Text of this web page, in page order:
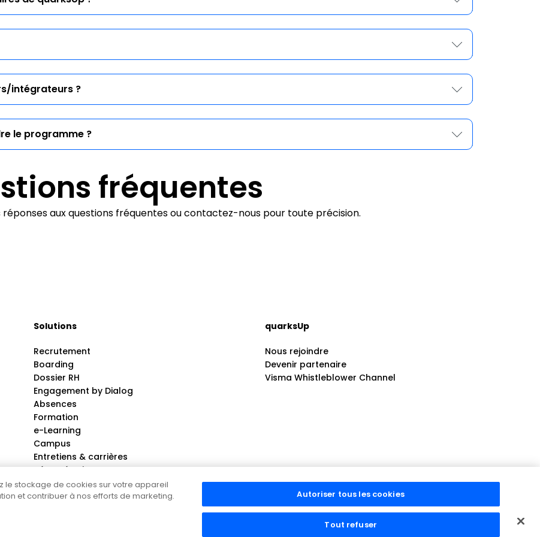
revendeur/intégrateur avec un accompagnement structuré pour gagner en autonomie,
à des prospects.
RH dans son offre de service : cabinets, intégrateurs, ESN, experts métier…
intégrateurs ?
l’ensemble des documents et des outils nécessaires à votre activité de revendeur-
de l’accompagnement et de la formation des partenaires.
le programme ?
Notre équipe vous recontactera pour évaluer les synergies possibles et définir ensemble le
fréquentes
réponses aux questions fréquentes ou contactez-nous pour toute précision.
Solutions
Recrutement
Boarding
Dossier RH
Engagement by Dialog
Absences
Formation
e-Learning
Campus
Entretiens & carrières
Rémunération
Hello Paie pour experts comptable
quarksUp
Nous rejoindre
Devenir partenaire
Visma Whistleblower Channel
Copyright © 2025, quarksUp. All rights reserved.
le stockage de cookies sur votre appareil
et contribuer à nos efforts de marketing.
Autoriser tous les cookies
Tout refuser